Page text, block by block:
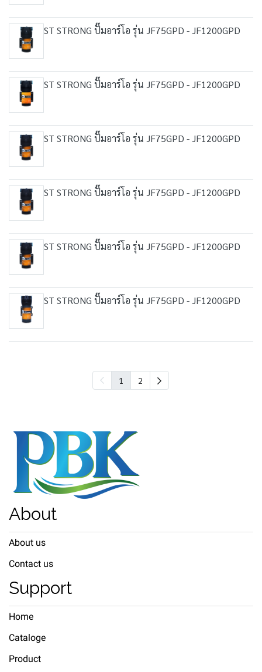
ST STRONG ปั๊มอาร์โอ รุ่น JF75GPD - JF1200GPD
ST STRONG ปั๊มอาร์โอ รุ่น JF75GPD - JF1200GPD
ST STRONG ปั๊มอาร์โอ รุ่น JF75GPD - JF1200GPD
ST STRONG ปั๊มอาร์โอ รุ่น JF75GPD - JF1200GPD
ST STRONG ปั๊มอาร์โอ รุ่น JF75GPD - JF1200GPD
ST STRONG ปั๊มอาร์โอ รุ่น JF75GPD - JF1200GPD
1 2
About
About us
Contact us
Support
Home
Cataloge
Product